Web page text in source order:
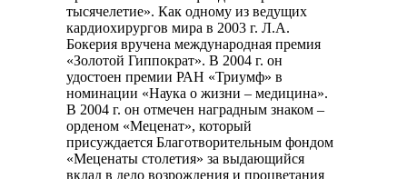
тысячелетие». Как одному из ведущих
кардиохирургов мира в 2003 г. Л.А.
Бокерия вручена международная премия
«Золотой Гиппократ». В 2004 г. он
удостоен премии РАН «Триумф» в
номинации «Наука о жизни – медицина».
В 2004 г. он отмечен наградным знаком –
орденом «Меценат», который
присуждается Благотворительным фондом
«Меценаты столетия» за выдающийся
вклад в дело возрождения и процветания